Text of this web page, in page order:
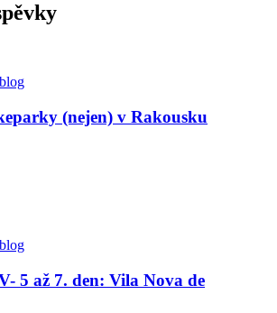
(nejen) v Rakousku
5 až 7. den: Vila Nova de